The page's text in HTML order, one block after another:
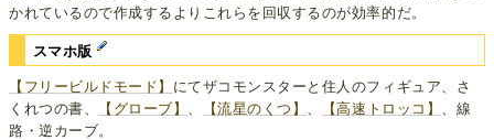
かれているので作成するよりこれらを回収するのが効率的だ。
スマホ版
【フリービルドモード】 にてザコモンスターと住人のフィギュア、さ
くれつの書、
【グローブ】 【流星のくつ】 【高速トロッコ】
、線
路・逆カーブ。